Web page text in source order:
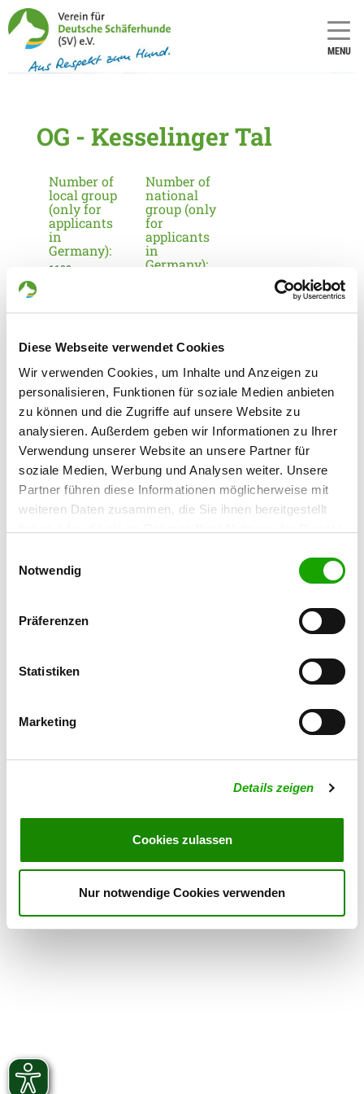
Diese Webseite verwendet Cookies
Wir verwenden Cookies, um Inhalte und Anzeigen zu
personalisieren, Funktionen für soziale Medien anbieten
zu können und die Zugriffe auf unsere Website zu
analysieren. Außerdem geben wir Informationen zu Ihrer
Verwendung unserer Website an unsere Partner für
soziale Medien, Werbung und Analysen weiter. Unsere
Partner führen diese Informationen möglicherweise mit
weiteren Daten zusammen, die Sie ihnen bereitgestellt
Cookies, wenn Sie unsere Webseite weiterhin nutzen.
Notwendig
Präferenzen
Statistiken
Marketing
Details zeigen
Cookies zulassen
Nur notwendige Cookies verwenden
MENU
OG - Kesselinger Tal
Number of
local group
(only for
applicants
in
Germany):
1122
Number of
national
group (only
for
applicants
in
Germany):
Reinhold Surges
Hauptstr. 32
53506 Kesseling
Training ground:
Hauptstr.
53506 Kesseling
Phone:
02647 3333
Fax:
E-Mail:
Offer:
Tuesday 19:00 h - 21:00 h
14:00 h - 20:00 h
18:00 h - 21:00 h
Saturday 14:00 h - 18:30 h